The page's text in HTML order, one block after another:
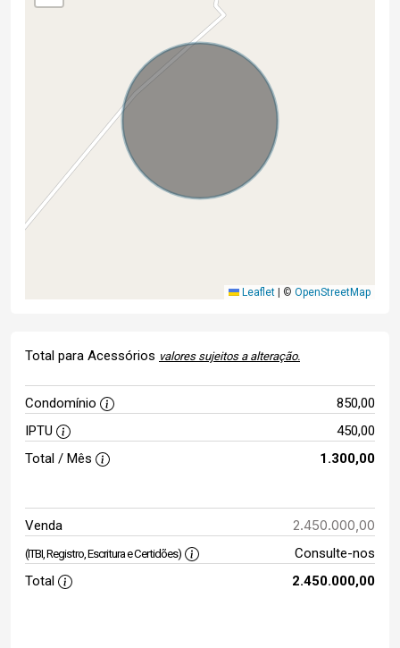
Leaflet © OpenStreetMap
Total para Acessórios valores sujeitos a alteração.
Condomínio
850,00
IPTU
450,00
Total / Mês
1.300,00
Venda 2.450.000,00
(ITBI, Registro, Escritura e Certidões)
Consulte-nos
Total
2.450.000,00